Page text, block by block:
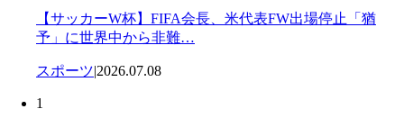
【サッカーW杯】FIFA会長、米代表FW出場停止「猶
予」に世界中から非難…
スポーツ|2026.07.08
1